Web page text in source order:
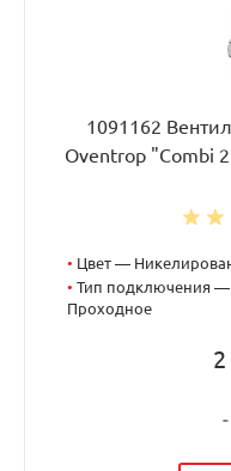
1091162
Oventrop "Combi
• Цвет —
• Тип подключения —
Проходное
-